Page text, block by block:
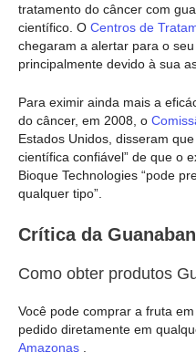
tratamento do câncer com
científico. O Centros de
chegaram a alertar para o
principalmente devido à sua
Para eximir ainda mais a
do câncer, em 2008, o
Estados Unidos, disseram
científica confiável” de que o
Bioque Technologies “pode
qualquer tipo”.
Crítica da
Como obter produtos
Você pode comprar a fruta
pedido diretamente em
Amazonas